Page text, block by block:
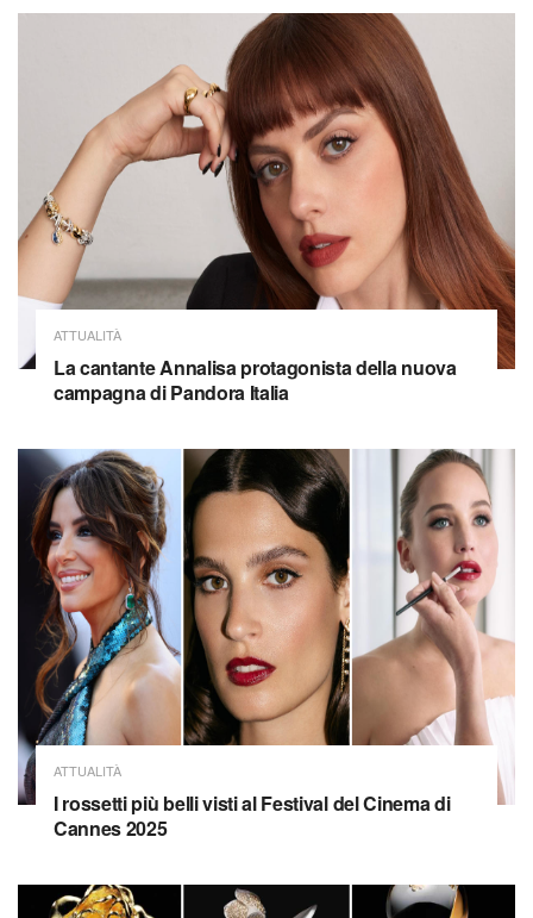
ATTUALITÀ
La cantante Annalisa protagonista della nuova
campagna di Pandora Italia
ATTUALITÀ
I rossetti più belli visti al Festival del Cinema di
Cannes 2025